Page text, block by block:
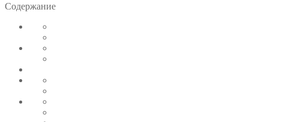
Содержание